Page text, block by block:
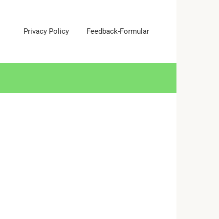
Privacy Policy Feedback-Formular